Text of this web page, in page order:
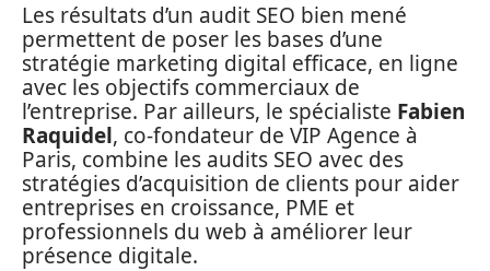
Les résultats d’un audit SEO bien mené
permettent de poser les bases d’une
stratégie marketing digital efficace, en ligne
avec les objectifs commerciaux de
l’entreprise. Par ailleurs, le spécialiste Fabien
Raquidel, co-fondateur de VIP Agence à
Paris, combine les audits SEO avec des
stratégies d’acquisition de clients pour aider
entreprises en croissance, PME et
professionnels du web à améliorer leur
présence digitale.